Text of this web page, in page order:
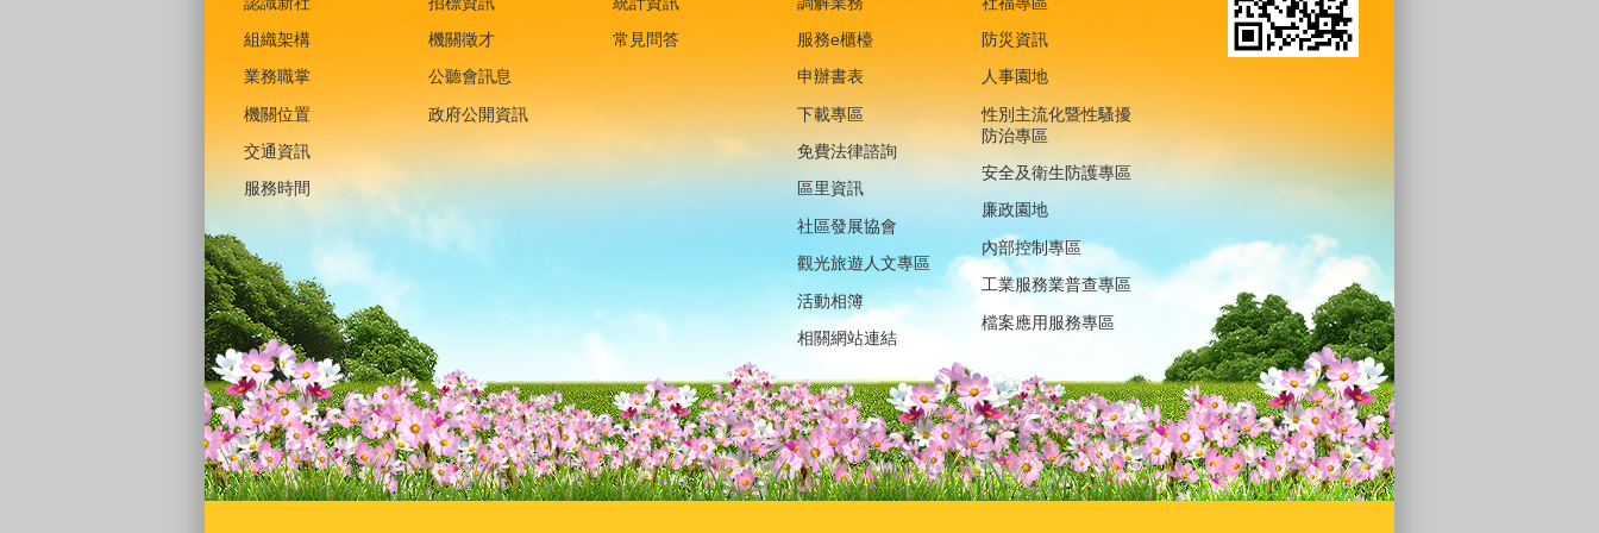
組織架構
業務職掌
機關位置
交通資訊
服務時間
機關徵才
公聽會訊息
政府公開資訊
常見問答
服務e櫃檯
申辦書表
下載專區
免費法律諮詢
區里資訊
社區發展協會
觀光旅遊人文專區
活動相簿
相關網站連結
防災資訊
人事園地
性別主流化暨性騷擾
防治專區
安全及衛生防護專區
廉政園地
內部控制專區
工業服務業普查專區
檔案應用服務專區